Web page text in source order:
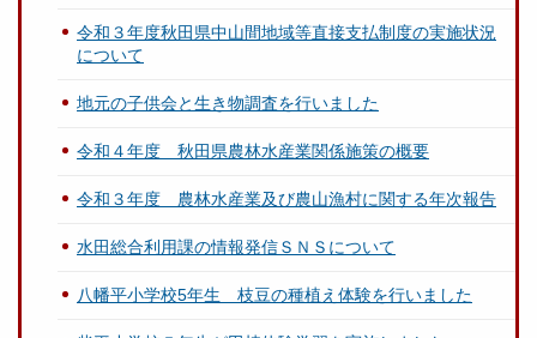
令和３年度秋田県中山間地域等直接支払制度の実施状況
について
地元の子供会と生き物調査を行いました
令和４年度 秋田県農林水産業関係施策の概要
令和３年度 農林水産業及び農山漁村に関する年次報告
水田総合利用課の情報発信ＳＮＳについて
八幡平小学校5年生 枝豆の種植え体験を行いました